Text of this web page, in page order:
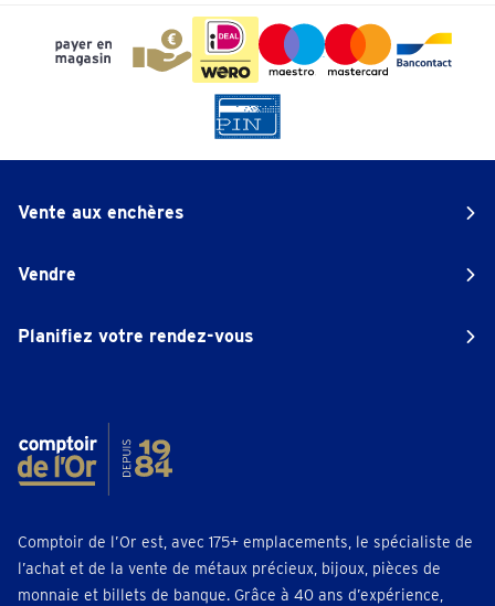
Vente aux enchères
Vendre
Planifiez votre rendez-vous
Comptoir de l’Or est, avec 175+ emplacements, le spécialiste de
l’achat et de la vente de métaux précieux, bijoux, pièces de
monnaie et billets de banque. Grâce à 40 ans d’expérience,